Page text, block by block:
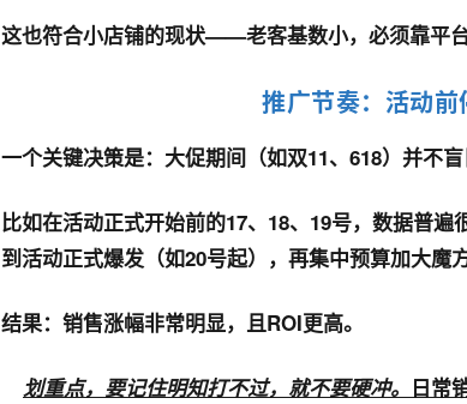
这也符合小店铺的现状——老客基数小，必须靠平台
推广节奏：活动
一个关键决策是： 大促期间（如双11、618）并不
比如在活动正式开始前的17、18、19号， 数据普遍
到活动正式爆发（如20号起），再集中预算加大魔
结果：销售涨幅非常明显，且ROI更高。
划重点，要记住明知打不过，就不要硬冲。 日常